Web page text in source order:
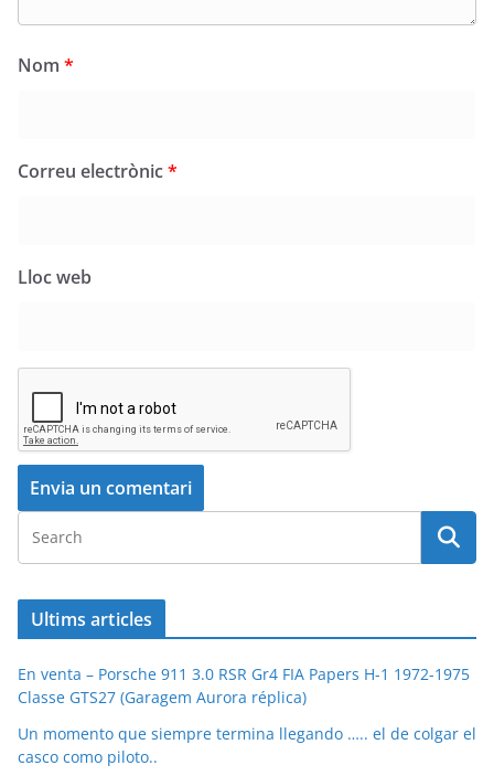
Nom *
Correu electrònic*
Lloc web
Ultims articles
En venta – Porsche 911 3.0 RSR Gr4 FIA Papers H-1 1972-1975
Classe GTS27 (Garagem Aurora réplica)
Un momento que siempre termina llegando ….. el de colgar el
casco como piloto..